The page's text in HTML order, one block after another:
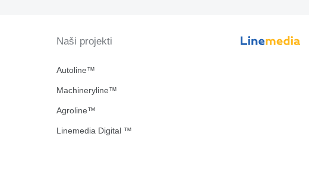
Naši projekti
Autoline™
Machineryline™
Agroline™
Linemedia Digital ™